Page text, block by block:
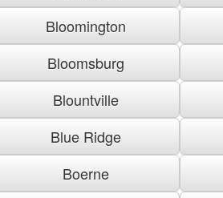
Bloomington
Bloomsburg
Blountville
Blue Ridge
Boerne